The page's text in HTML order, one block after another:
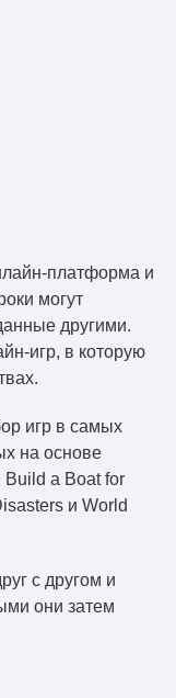
платформа и
могут
другими.
игр, в которую
игр в самых
на основе
Build a Boat for
и World
с другом и
они затем